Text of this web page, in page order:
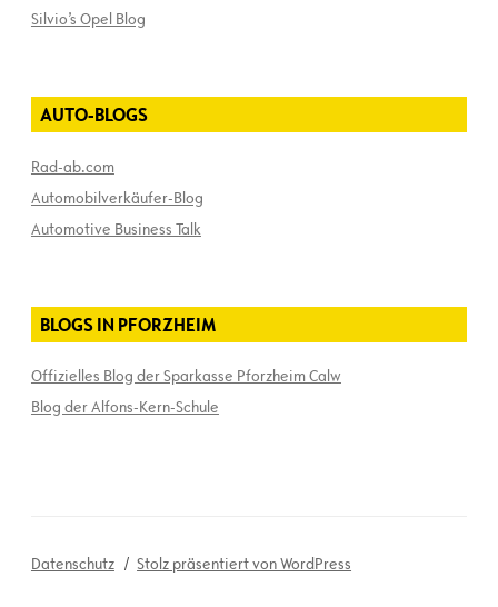
Silvio’s Opel Blog
AUTO-BLOGS
Rad-ab.com
Automobilverkäufer-Blog
Automotive Business Talk
BLOGS IN PFORZHEIM
Offizielles Blog der Sparkasse Pforzheim Calw
Blog der Alfons-Kern-Schule
Datenschutz Stolz präsentiert von WordPress